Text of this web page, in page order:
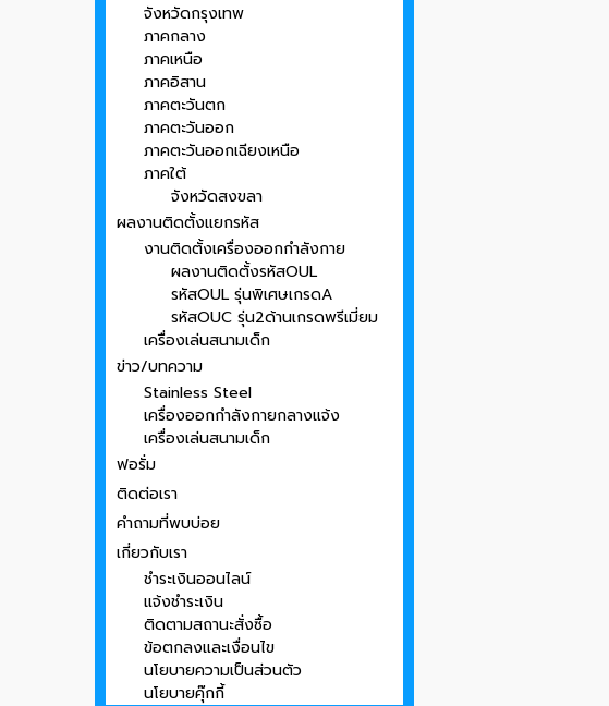
จังหวัดกรุงเทพ
ภาคกลาง
ภาคเหนือ
ภาคอิสาน
ภาคตะวันตก
ภาคตะวันออก
ภาคตะวันออกเฉียงเหนือ
ภาคใต้
จังหวัดสงขลา
ผลงานติดตั้งแยกรหัส
งานติดตั้งเครื่องออกกำลังกาย
ผลงานติดตั้งรหัสOUL
รหัสOUL รุ่นพิเศษเกรดA
รหัสOUC รุ่น2ด้านเกรดพรีเมี่ยม
เครื่องเล่นสนามเด็ก
ข่าว/บทความ
Stainless Steel
เครื่องออกกำลังกายกลางแจ้ง
เครื่องเล่นสนามเด็ก
ฟอรั่ม
ติดต่อเรา
คำถามที่พบบ่อย
เกี่ยวกับเรา
ชำระเงินออนไลน์
แจ้งชำระเงิน
ติดตามสถานะสั่งซื้อ
ข้อตกลงและเงื่อนไข
นโยบายความเป็นส่วนตัว
นโยบายคุ๊กกี้